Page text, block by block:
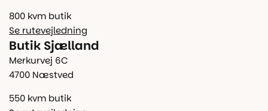
800 kvm butik
Se rutevejledning
Butik Sjælland
Merkurvej 6C
4700 Næstved
550 kvm butik